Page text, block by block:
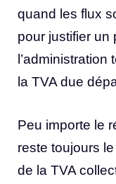
quand les flux
pour justifier un
la TVA due
Peu importe le
reste toujours
de la TVA